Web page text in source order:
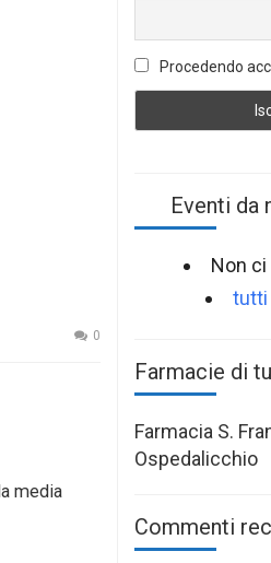
0
media
Procedendo
Eventi da
Non
tutti
Farmacie di
Farmacia S.
Ospedalicchio
Commenti